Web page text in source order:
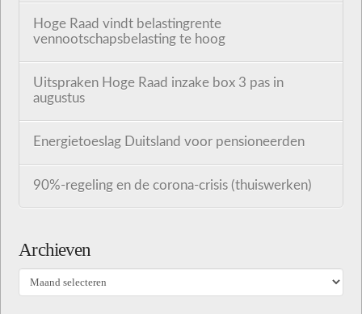
Hoge Raad vindt belastingrente
vennootschapsbelasting te hoog
Uitspraken Hoge Raad inzake box 3 pas in
augustus
Energietoeslag Duitsland voor pensioneerden
90%-regeling en de corona-crisis (thuiswerken)
Archieven
Archieven